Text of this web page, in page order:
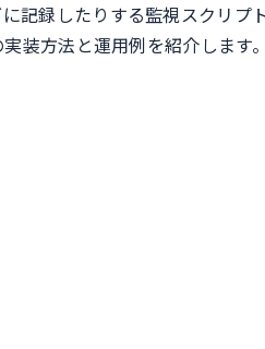
記録したりする監視スクリ
装方法と運用例を紹介します。